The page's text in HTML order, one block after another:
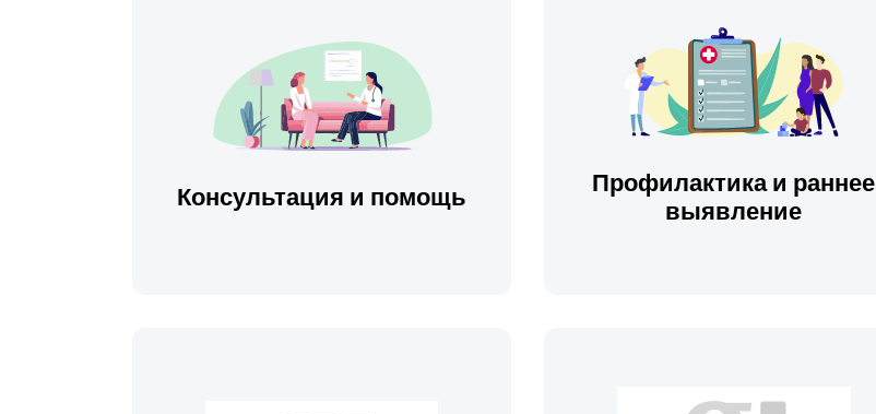
Консультация и помощь
Профилактика и раннее
выявление